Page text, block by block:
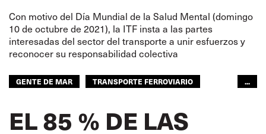
Con motivo del Día Mundial de la Salud Mental (domingo
10 de octubre de 2021), la ITF insta a las partes
interesadas del sector del transporte a unir esfuerzos y
reconocer su responsabilidad colectiva
GENTE DE MAR
TRANSPORTE FERROVIARIO
...
EL 85 % DE LAS